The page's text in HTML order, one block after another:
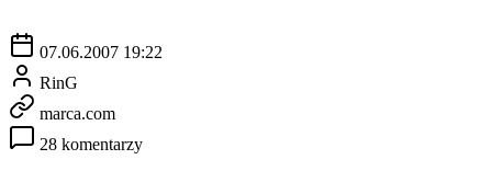
07.06.2007 19:22
RinG
marca.com
28 komentarzy